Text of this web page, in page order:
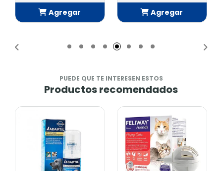
Agregar
Agregar
PUEDE QUE TE INTERESEN ESTOS
Productos recomendados